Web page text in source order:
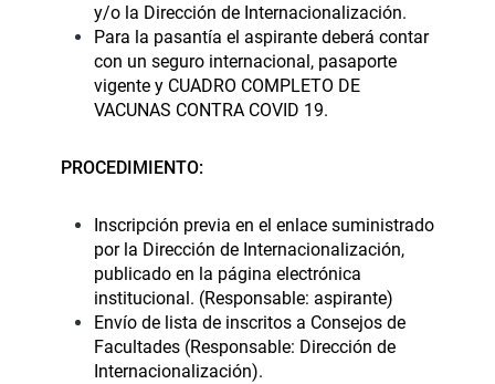
y/o la Dirección de Internacionalización.
Para la pasantía el aspirante deberá contar
con un seguro internacional, pasaporte
vigente y CUADRO COMPLETO DE
VACUNAS CONTRA COVID 19.
PROCEDIMIENTO:
Inscripción previa en el enlace suministrado
por la Dirección de Internacionalización,
publicado en la página electrónica
institucional. (Responsable: aspirante)
Envío de lista de inscritos a Consejos de
Facultades (Responsable: Dirección de
Internacionalización).